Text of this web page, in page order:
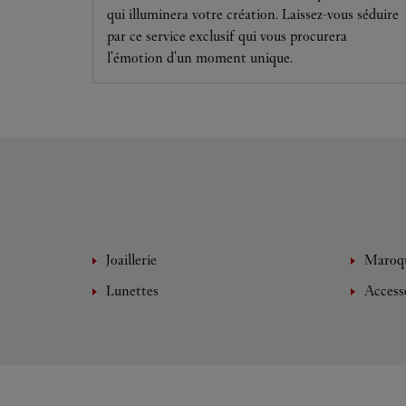
qui illuminera votre création. Laissez-vous séduire
par ce service exclusif qui vous procurera
l'émotion d'un moment unique.
Joaillerie
Lunettes